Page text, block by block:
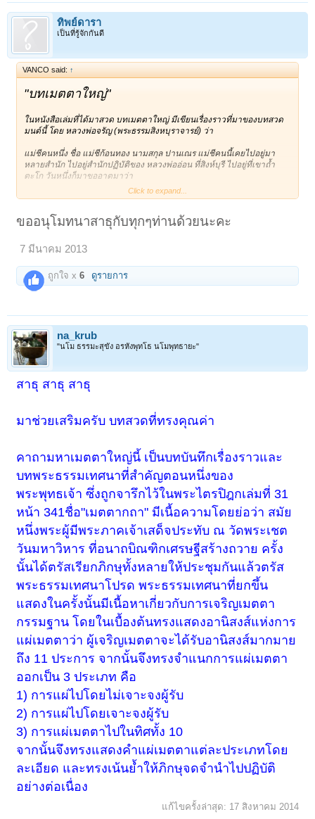
ทิพย์ดารา
เป็นที่รู้จักกันดี
VANCO said: ↑
"บทเมตตาใหญ่"
ในหนังสือเล่มที่ได้มาสวด บทเมตตาใหญ่ มีเขียนเรื่องราวที่มาของบทสวด
มนต์นี้ โดย หลวงพ่อจรัญ (พระธรรมสิงหบุราจารย์) ว่า
แม่ชีคนหนึ่ง ชื่อ แม่ชีก้อนทอง นามสกุล ปานเณร แม่ชีคนนี้เคยไปอยู่มา
หลายสำนัก ไปอยู่สำนักปฏิบัติของ หลวงพ่ออ่อน ที่สิงห์บุรี ไปอยู่ที่เขาถ้ำ
ตะโก วันหนึ่งก็มาขออาตมาว่า
แม่ชีทองก้อน "พระเดชพระคุณหลวงพ่อ ดิฉันจะขอมาอยู่นั่งกรรมฐานได้
หลวงพ่อตอบว่า "เอ...โยม วัดนี้ไม่มีสำนักชี แล้วไม่มีกุฏิชีอยู่ จะอยู่ได้หรือ
กลัวผีหรือเปล่า ถ้าไม่กลัว อยู่บนศาลา มันมีห้องอยู่ทางนี้"
สมัยนั้นมันเป็นป่าดงพงไพรมาก แม่ชีผู้นี้อายุก็ประมาณ ๗๐ กว่า ตอนตายก็
อายุ ๙๖-๙๗ ปี เพิ่งจะเสียไปเมื่อไม่กี่ปีนี้เอง อาตมาก็ให้อยู่บนศาลา พออยู่
บนศาลาก็ให้เดินจงกรม เดินจงกรมแล้วก็นั่ง พองหนอยุบหนอ แล้วตั้งสติเข้า
สอบอารมณ์ให้ แม่ชีเล่าให้อาตมาฟังว่า
แม่ชีทองก้อน "หลวงพ่อฉันจะลำบากเสียแล้ว เทวดามากวน"
หลวงพ่อ "เทวดามาทำไม"
อาตมาก็ให้กำหนดเห็นหนอ พอมาอีกคืนหนึ่ง แม่ชีก็เล่าว่ากำหนดเห็นหนอ
อาตมาถามว่า "เทวดาอยู่ที่ไหน ถามเทวดาซิ"
แม่ชีทองก้อน "เทวดาบอกว่าอยู่ที่ต้นพิกุล"
หลวงพ่อ "เอ..มาอยู่ได้อย่างไรที่ต้นพิกุล เชื่อไม่ได้ ถามเทวดาซิทำไมมาอยู่ที่
ต้นพิกุลนี่"
แม่ชีทองก้อน " เทวดาบอกว่า โดนสาปมาจากสรวงสวรรค์ ผิดประเวณี
นางฟ้า"
เทวดาโดนสาปแล้วให้มาอยู่ที่ต้นพิกุลนี้ ๑๐๐ ปีตรงกับวันที่เท่านั้นเวลา
๙.๔๕ น. ครบ ๑๐๐ ปี อาตมาก็จดไว้
หลวงพ่อ "เทวดามาชวนสวดมนต์ตอนไหน"
แม่ชีทองก้อน "ตี ๑๒.๐๑ นาที"
เทวดาจะมาเข้าเฝ้าพระพุทธเจ้า อาตมาได้ตำราเยอะเลยจากเทวดา นี่ถ้า
บ้านไหนมีเครื่องสักการะบูชา พระพุทธรูปเปรียบเสมือนประติมากรรม แทน
องค์พระพุทธเจ้าแล้ว ถ้าหากว่าตั้งไว้เฉย ๆ เทวดาไม่สิง ถ้าหากว่าสวดมนต์
ไหว้พระอยู่ตลอดเวลา เทวดาก็จะมาสิง เรียกว่า เทพ เทวดาบอก แล้วบอกว่า
หลวงพ่อโสธรนี่ เทพสิงจึงขลังมาก แล้วพระพุทธรูปที่เสาชิงช้านี่ เอามาตั้ง
และสวดมนต์ทุกวันก็ยังสิงเลย เทวดาเค้าบอกว่าจะมาเฝ้าพระพุทธเจ้าตอน
๒๔ นาฬิกา แล้วทีนี้เราไปเช่าพระอู่ทองเชียงแสนมาเป็นตุ๊กตา ราคาหลาย
แสน ถึงเป็นของเก่าก็จริง เจ้าของไม่นำพา ไม่สวดมนต์บ้านนั้นและบ้านนั้น
เอาลูกเด็กเล็กแดงมานอนหน้าพระ เทวดาบอกหนีหมด ไม่สวดมนต์ให้ บาง
บ้านทำห้องพระไว้นอนกันเต็มหมด เทวดาไม่มาสิง ไม่มาสวดมนต์ อาตมา
นึกว่าคงไม่มีจริง แต่มันเกิดมีจริงขึ้นมาแล้ว อาตมาก็จดไว้เดี๋ยวนี้ยังจดไว้
พร้อม
เที่ยวสวดมนต์นี่ มาสวดเฉพาะแม่ชีหรือเปล่า เทวดาบอกทั่วไป บ้านไหน
Click to expand...
ขออนุโมทนาสาธุกับทุกๆท่านด้วยนะคะ
7 มีนาคม 2013
ถูกใจ x6 ดูรายการ
na_krub
"นโม ธรรมะสุขัง อรหังพุทโธ นโมพุทธายะ"
สาธุ สาธุ สาธุ
มาช่วยเสริมครับ บทสวดที่ทรงคุณค่า
คาถามหาเมตตาใหญ่นี้ เป็นบทบันทึกเรื่องราวและ
บทพระธรรมเทศนาที่สำคัญตอนหนึ่งของ
พระพุทธเจ้า ซึ่งถูกจารึกไว้ในพระไตรปิฎกเล่มที่ 31
หน้า 341ชื่อ"เมตตากถา" มีเนื้อความโดยย่อว่า สมัย
หนึ่งพระผู้มีพระภาคเจ้าเสด็จประทับ ณ วัดพระเชต
วันมหาวิหาร ที่อนาถบิณฑิกเศรษฐีสร้างถวาย ครั้ง
นั้นได้ตรัสเรียกภิกษุทั้งหลายให้ประชุมกันแล้วตรัส
พระธรรมเทศนาโปรด พระธรรมเทศนาที่ยกขึ้น
แสดงในครั้งนั้นมีเนื้อหาเกี่ยวกับการเจริญเมตตา
กรรมฐาน โดยในเบื้องต้นทรงแสดงอานิสงส์แห่งการ
แผ่เมตตาว่า ผู้เจริญเมตตาจะได้รับอานิสงส์มากมาย
ถึง 11 ประการ จากนั้นจึงทรงจำแนกการแผ่เมตตา
ออกเป็น 3 ประเภท คือ
1) การแผ่ไปโดยไม่เจาะจงผู้รับ
2) การแผ่ไปโดยเจาะจงผู้รับ
3) การแผ่เมตตาไปในทิศทั้ง 10
จากนั้นจึงทรงแสดงคำแผ่เมตตาแต่ละประเภทโดย
ละเอียด และทรงเน้นย้ำให้ภิกษุจดจำนำไปปฏิบัติ
อย่างต่อเนื่อง
แก้ไขครั้งล่าสุด: 17 สิงหาคม 2014